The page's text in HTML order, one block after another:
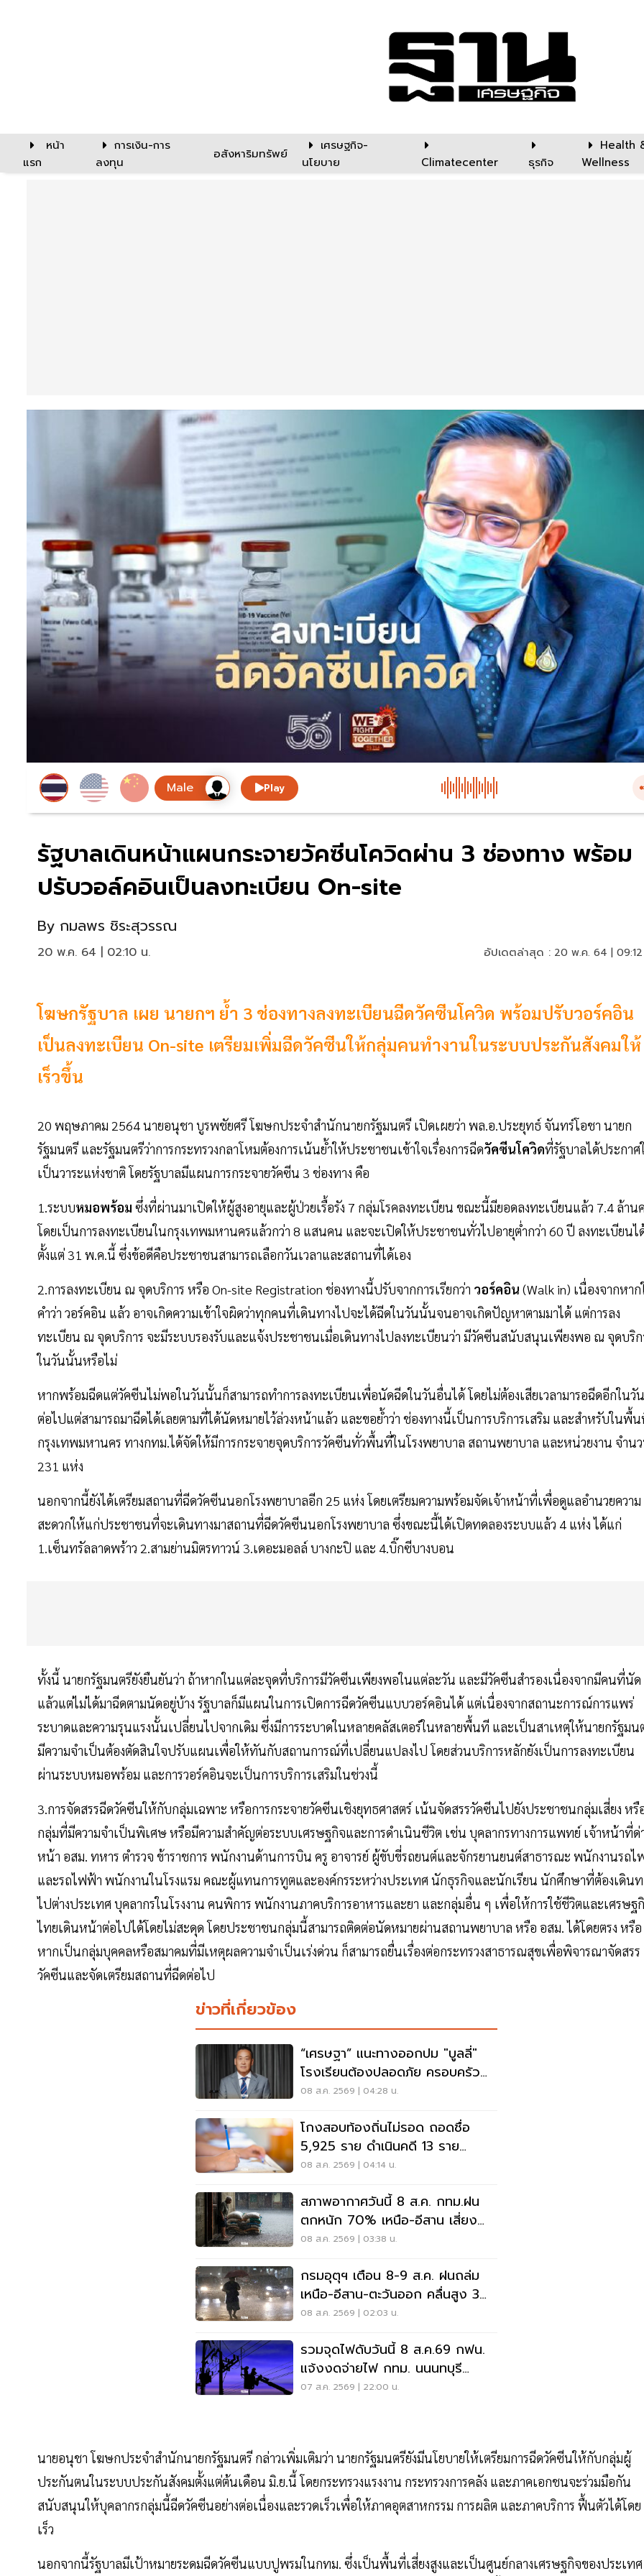
หน้า
แรก
การเงิน-การ
ลงทุน
อสังหาริมทรัพย์
เศรษฐกิจ-
นโยบาย
Climatecenter ธุรกิจ
Health
Wellness
Play
รัฐบาลเดินหน้าแผนกระจายวัคซีนโควิดผ่าน 3 ช่องทาง พร้อม
ปรับวอล์คอินเป็นลงทะเบียน On-site
By กมลพร ชิระสุวรรณ
20 พ.ค. 64 | 02:10 น. อัปเดตล่าสุด : 20 พ.ค. 64 |
โฆษกรัฐบาล เผย นายกฯ ย้ำ 3 ช่องทางลงทะเบียนฉีดวัคซีนโควิด พร้อมปรับวอร์คอิน
เป็นลงทะเบียน On-site เตรียมเพิ่มฉีดวัคซีนให้กลุ่มคนทำงานในระบบประกันสังคมให้
เร็วขึ้น
20 พฤษภาคม 2564 นายอนุชา บูรพชัยศรี โฆษกประจำสำนักนายกรัฐมนตรี เปิดเผยว่า พล.อ.ประยุทธ์ จันทร์โอชา นายก
รัฐมนตรี และรัฐมนตรีว่าการกระทรวงกลาโหมต้องการเน้นย้ำให้ประชาชนเข้าใจเรื่องการฉีดวัคซีนโควิดที่รัฐบาลได้ประกาศ
เป็นวาระแห่งชาติ โดยรัฐบาลมีแผนการกระจายวัคซีน 3 ช่องทาง คือ
1.ระบบหมอพร้อม ซึ่งที่ผ่านมาเปิดให้ผู้สูงอายุและผู้ป่วยเรื้อรัง 7 กลุ่มโรคลงทะเบียน ขณะนี้มียอดลงทะเบียนแล้ว 7.4 ล้าน
โดยเป็นการลงทะเบียนในกรุงเทพมหานครแล้วกว่า 8 แสนคน และจะเปิดให้ประชาชนทั่วไปอายุต่ำกว่า 60 ปี ลงทะเบียนไ
ตั้งแต่ 31 พ.ค.นี้ ซึ่งข้อดีคือประชาชนสามารถเลือกวันเวลาและสถานที่ได้เอง
2.การลงทะเบียน ณ จุดบริการ หรือ On-site Registration ช่องทางนี้ปรับจากการเรียกว่า วอร์คอิน (Walk in) เนื่องจากหาก
คำว่า วอร์คอิน แล้ว อาจเกิดความเข้าใจผิดว่าทุกคนที่เดินทางไปจะได้ฉีดในวันนั้นจนอาจเกิดปัญหาตามมาได้ แต่การลง
ทะเบียน ณ จุดบริการ จะมีระบบรองรับและแจ้งประชาชนเมื่อเดินทางไปลงทะเบียนว่า มีวัคซีนสนับสนุนเพียงพอ ณ จุดบริก
ในวันนั้นหรือไม่
หากพร้อมฉีดแต่วัคซีนไม่พอในวันนั้นก็สามารถทำการลงทะเบียนเพื่อนัดฉีดในวันอื่นได้ โดยไม่ต้องเสียเวลามารอฉีดอีกในวัน
ต่อไปแต่สามารถมาฉีดได้เลยตามที่ได้นัดหมายไว้ล่วงหน้าแล้ว และขอย้ำว่า ช่องทางนี้เป็นการบริการเสริม และสำหรับในพื้
กรุงเทพมหานคร ทางกทม.ได้จัดให้มีการกระจายจุดบริการวัคซีนทั่วพื้นที่ในโรงพยาบาล สถานพยาบาล และหน่วยงาน จำน
231 แห่ง
นอกจากนี้ยังได้เตรียมสถานที่ฉีดวัคซีนนอกโรงพยาบาลอีก 25 แห่ง โดยเตรียมความพร้อมจัดเจ้าหน้าที่เพื่อดูแลอำนวยความ
สะดวกให้แก่ประชาชนที่จะเดินทางมาสถานที่ฉีดวัคซีนนอกโรงพยาบาล ซึ่งขณะนี้ได้เปิดทดลองระบบแล้ว 4 แห่ง ได้แก่
1.เซ็นทรัลลาดพร้าว 2.สามย่านมิตรทาวน์ 3.เดอะมอลล์ บางกะปิ และ 4.บิ๊กซีบางบอน
ทั้งนี้ นายกรัฐมนตรียังยืนยันว่า ถ้าหากในแต่ละจุดที่บริการมีวัคซีนเพียงพอในแต่ละวัน และมีวัคซีนสำรองเนื่องจากมีคนที่นัด
แล้วแต่ไม่ได้มาฉีดตามนัดอยู่บ้าง รัฐบาลก็มีแผนในการเปิดการฉีดวัคซีนแบบวอร์คอินได้ แต่เนื่องจากสถานะการณ์การแพร่
ระบาดและความรุนแรงนั้นเปลี่ยนไปจากเดิม ซึ่งมีการระบาดในหลายคลัสเตอร์ในหลายพื้นที และเป็นสาเหตุให้นายกรัฐมน
มีความจำเป็นต้องตัดสินใจปรับแผนเพื่อให้ทันกับสถานการณ์ที่เปลี่ยนแปลงไป โดยส่วนบริการหลักยังเป็นการลงทะเบียน
ผ่านระบบหมอพร้อม และการวอร์คอินจะเป็นการบริการเสริมในช่วงนี้
3.การจัดสรรฉีดวัคซีนให้กับกลุ่มเฉพาะ หรือการกระจายวัคซีนเชิงยุทธศาสตร์ เน้นจัดสรรวัคซีนไปยังประชาชนกลุ่มเสี่ยง หรื
กลุ่มที่มีความจำเป็นพิเศษ หรือมีความสำคัญต่อระบบเศรษฐกิจและการดำเนินชีวิต เช่น บุคลากรทางการแพทย์ เจ้าหน้าที่ด่
หน้า อสม. ทหาร ตำรวจ ข้าราชการ พนักงานด้านการบิน ครู อาจารย์ ผู้ขับขี่รถยนต์และจักรยานยนต์สาธารณะ พนักงานรถไ
และรถไฟฟ้า พนักงานในโรงแรม คณะผู้แทนการทูตและองค์กรระหว่างประเทศ นักธุรกิจและนักเรียน นักศึกษาที่ต้องเดินท
ไปต่างประเทศ บุคลากรในโรงงาน คนพิการ พนักงานภาคบริการอาหารและยา และกลุ่มอื่น ๆ เพื่อให้การใช้ชีวิตและเศรษฐ
ไทยเดินหน้าต่อไปได้โดยไม่สะดุด โดยประชาชนกลุ่มนี้สามารถติดต่อนัดหมายผ่านสถานพยาบาล หรือ อสม. ได้โดยตรง หรือ
หากเป็นกลุ่มบุคคลหรือสมาคมที่มีเหตุผลความจำเป็นเร่งด่วน ก็สามารถยื่นเรื่องต่อกระทรวงสาธารณสุขเพื่อพิจารณาจัดสรร
วัคซีนและจัดเตรียมสถานที่ฉีดต่อไป
ข่าวที่เกี่ยวข้อง
“เศรษฐา” แนะทางออกปม "บูลลี่"
โรงเรียนต้องปลอดภัย ครอบครัว
ต้องรับฟัง
08 ส.ค. 2569 | 04:28 น.
โกงสอบท้องถิ่นไม่รอด ถอดชื่อ
5,925 ราย ดำเนินคดี 13 ราย
ปปง.ไล่เส้นการเงิน
08 ส.ค. 2569 | 04:14 น.
สภาพอากาศวันนี้ 8 ส.ค. กทม.ฝน
ตกหนัก 70% เหนือ-อีสาน เสี่ยงน้ำ
ท่วมฉับพลัน
08 ส.ค. 2569 | 03:38 น.
กรมอุตุฯ เตือน 8-9 ส.ค. ฝนถล่ม
เหนือ-อีสาน-ตะวันออก คลื่นสูง 3
เมตร
08 ส.ค. 2569 | 02:03 น.
รวมจุดไฟดับวันนี้ 8 ส.ค.69 กฟน.
แจ้งงดจ่ายไฟ กทม. นนนทบุรี
สมุทรปราการ
07 ส.ค. 2569 | 22:00 น.
นายอนุชา โฆษกประจำสำนักนายกรัฐมนตรี กล่าวเพิ่มเติมว่า นายกรัฐมนตรียังมีนโยบายให้เตรียมการฉีดวัคซีนให้กับกลุ่มผู้
ประกันตนในระบบประกันสังคมตั้งแต่ต้นเดือน มิ.ย.นี้ โดยกระทรวงแรงงาน กระทรวงการคลัง และภาคเอกชนจะร่วมมือกัน
สนับสนุนให้บุคลากรกลุ่มนี้ฉีดวัคซีนอย่างต่อเนื่องและรวดเร็วเพื่อให้ภาคอุตสาหกรรม การผลิต และภาคบริการ ฟื้นตัวได้โดย
เร็ว
นอกจากนี้รัฐบาลมีเป้าหมายระดมฉีดวัคซีนแบบปูพรมในกทม. ซึ่งเป็นพื้นที่เสี่ยงสูงและเป็นศูนย์กลางเศรษฐกิจของประเทศ